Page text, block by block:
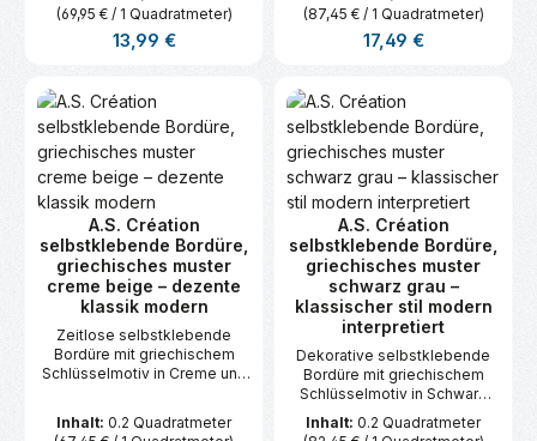
Ideal zur stilvollen
Akzentsetzung. Maße: 5 m x
0,04 m
(69,95 € / 1 Quadratmeter)
Regulärer Preis:
13,99 €
dezente, stilvolle
Wandgestaltung. Maße: 5 m x
0,04 m.
(87,45 € / 1 Quadratmeter)
Regulärer Preis:
17,49 €
A.S. Création
selbstklebende Bordüre,
griechisches muster
creme beige – dezente
klassik modern
Zeitlose selbstklebende
Bordüre mit griechischem
Schlüsselmotiv in Creme und
modernem Flair. Maße: 5 m x
Inhalt: 0.2 Quadratmeter
A.S. Création
selbstklebende Bordüre,
griechisches muster
schwarz grau –
klassischer stil modern
interpretiert
Dekorative selbstklebende
Bordüre mit griechischem
Schlüsselmotiv in Schwarz
wie klassische
Inhalt: 0.2 Quadratmeter